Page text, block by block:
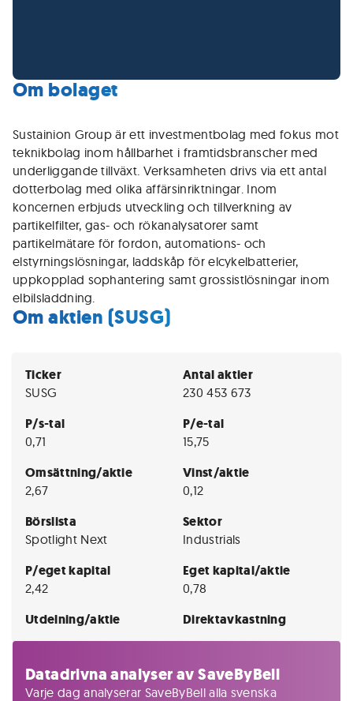
Om bolaget
Sustainion Group är ett investmentbolag med fokus mot
teknikbolag inom hållbarhet i framtidsbranscher med
underliggande tillväxt. Verksamheten drivs via ett antal
dotterbolag med olika affärsinriktningar. Inom
koncernen erbjuds utveckling och tillverkning av
partikelfilter, gas- och rökanalysatorer samt
partikelmätare för fordon, automations- och
elstyrningslösningar, laddskåp för elcykelbatterier,
uppkopplad sophantering samt grossistlösningar inom
elbilsladdning.
Om aktien (SUSG)
Ticker
SUSG
Antal aktier
230 453 673
P/s-tal
0,71
P/e-tal
15,75
Omsättning/aktie
2,67
Vinst/aktie
0,12
Börslista
Spotlight Next
Sektor
Industrials
P/eget kapital
2,42
Eget kapital/aktie
0,78
Utdelning/aktie Direktavkastning
Datadrivna analyser av SaveByBell
Varje dag analyserar SaveByBell alla svenska